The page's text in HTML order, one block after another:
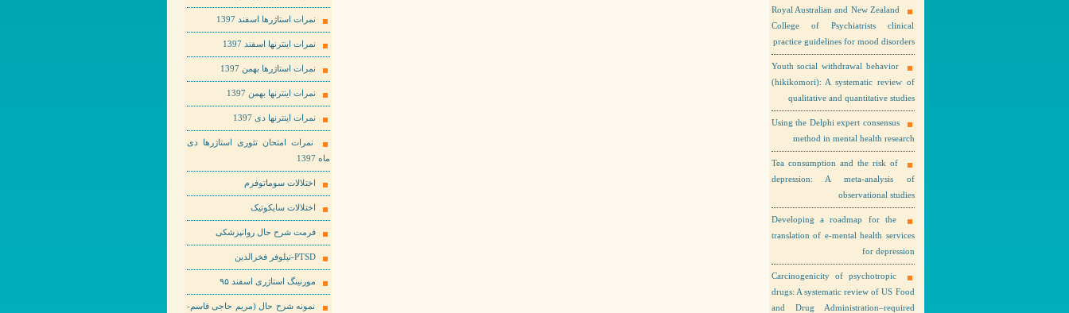
Royal Australian and New Zealand
College of Psychiatrists clinical
practice guidelines for mood disorders
Youth social withdrawal behavior
(hikikomori): A systematic review of
qualitative and quantitative studies
Using the Delphi expert consensus
method in mental health research
Tea consumption and the risk of
depression: A meta-analysis of
observational studies
Developing a roadmap for the
translation of e-mental health services
for depression
Carcinogenicity of psychotropic
drugs: A systematic review of US Food
and Drug Administration–required
نمرات استاژرها اسفند 1397
نمرات اینترنها اسفند 1397
نمرات استاژرها بهمن 1397
نمرات اینترنها بهمن 1397
نمرات اینترنها دی 1397
نمرات امتحان تئوری استاژرها دی
ماه 1397
اختلالات سوماتوفرم
اختلالات سایکوتیک
فرمت شرح حال روانپزشکی
PTSD-نیلوفر فخرالدین
مورنینگ استاژری اسفند ۹۵
نمونه شرح حال (مریم حاجی قاسم-